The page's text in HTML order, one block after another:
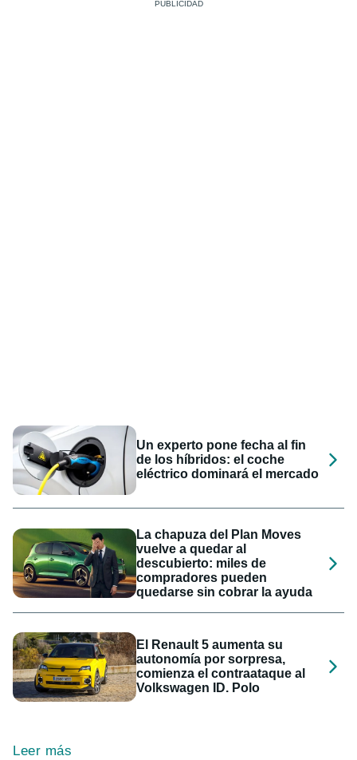
Un experto pone fecha al fin
de los híbridos: el coche
eléctrico dominará el mercado
La chapuza del Plan Moves
vuelve a quedar al
descubierto: miles de
compradores pueden
quedarse sin cobrar la ayuda
El Renault 5 aumenta su
autonomía por sorpresa,
comienza el contraataque al
Volkswagen ID. Polo
Leer más